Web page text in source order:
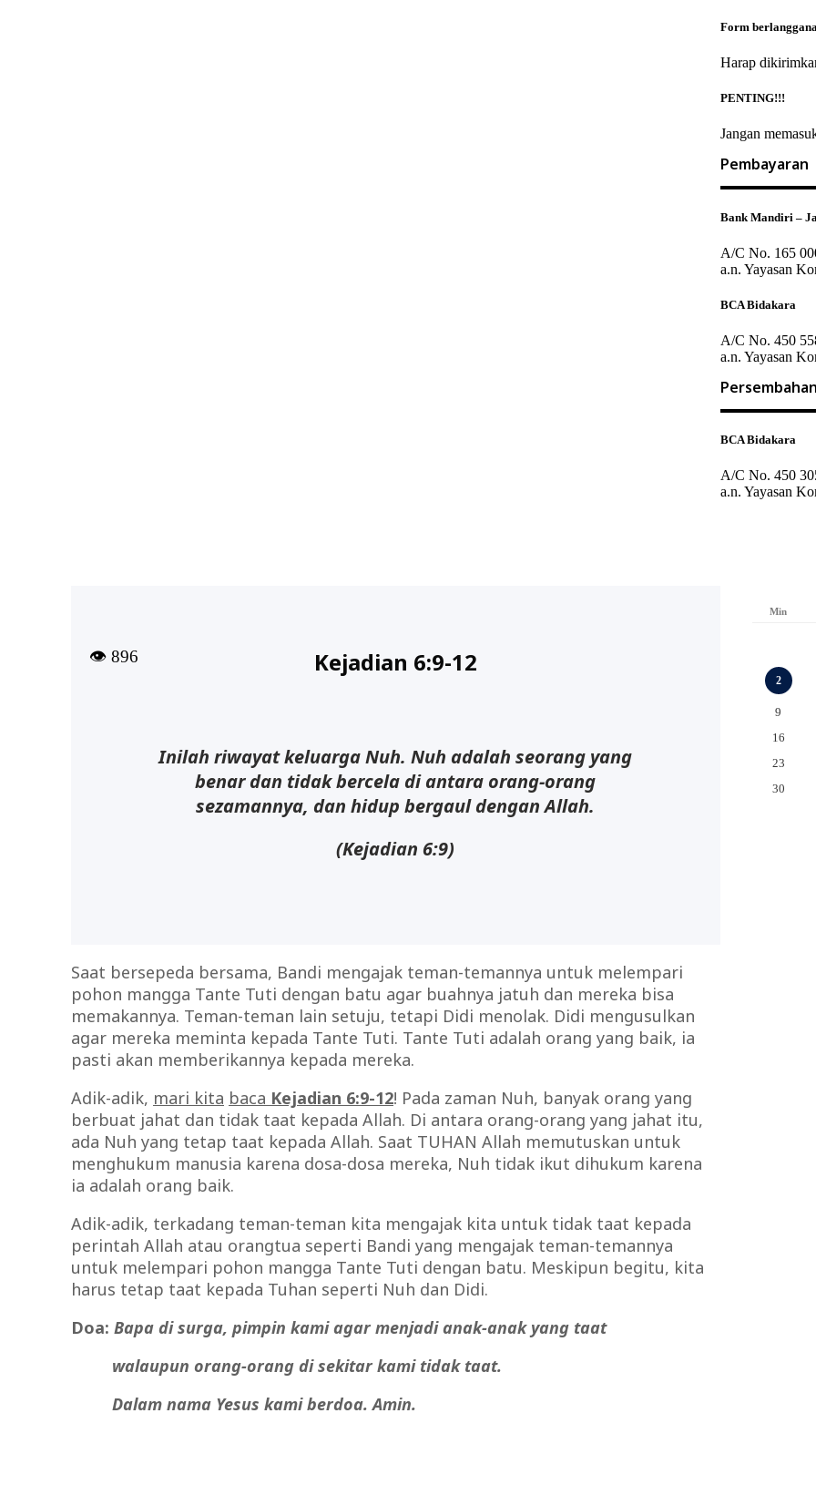
👁 896 Kejadian 6:9-12
Inilah riwayat keluarga Nuh. Nuh adalah seorang yang
benar dan tidak bercela di antara orang-orang
sezamannya, dan hidup bergaul dengan Allah.
(Kejadian 6:9)
Saat bersepeda bersama, Bandi mengajak teman-temannya untuk melempari
pohon mangga Tante Tuti dengan batu agar buahnya jatuh dan mereka bisa
memakannya. Teman-teman lain setuju, tetapi Didi menolak. Didi mengusulkan
agar mereka meminta kepada Tante Tuti. Tante Tuti adalah orang yang baik, ia
pasti akan memberikannya kepada mereka.
Adik-adik, mari kita baca Kejadian 6:9-12! Pada zaman Nuh, banyak orang yang
berbuat jahat dan tidak taat kepada Allah. Di antara orang-orang yang jahat itu,
ada Nuh yang tetap taat kepada Allah. Saat TUHAN Allah memutuskan untuk
menghukum manusia karena dosa-dosa mereka, Nuh tidak ikut dihukum karena
ia adalah orang baik.
Adik-adik, terkadang teman-teman kita mengajak kita untuk tidak taat kepada
perintah Allah atau orangtua seperti Bandi yang mengajak teman-temannya
untuk melempari pohon mangga Tante Tuti dengan batu. Meskipun begitu, kita
harus tetap taat kepada Tuhan seperti Nuh dan Didi.
Doa: Bapa di surga, pimpin kami agar menjadi anak-anak yang taat
walaupun orang-orang di sekitar kami tidak taat.
Dalam nama Yesus kami berdoa. Amin.
Form
Harap
PENTING!!!
Jangan
Pembayaran
Bank Mandiri –
A/C No. 165
a.n. Yayasan
BCA Bidakara
A/C No. 450
a.n. Yayasan
BCA Bidakara
A/C No. 450
a.n. Yayasan
Min
2
9
16
23
30